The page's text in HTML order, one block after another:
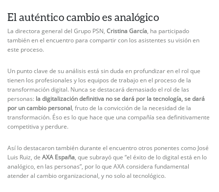
El auténtico cambio es analógico
La directora general del Grupo PSN, Cristina García, ha participado
también en el encuentro para compartir con los asistentes su visión en
este proceso.
Un punto clave de su análisis está sin duda en profundizar en el rol que
tienen los profesionales y los equipos de trabajo en el proceso de la
transformación digital. Nunca se destacará demasiado el rol de las
personas: la digitalización definitiva no se dará por la tecnología, se dará
por un cambio personal, fruto de la convicción de la necesidad de la
transformación. Éso es lo que hace que una compañía sea definitivamente
competitiva y perdure.
Así lo destacaron también durante el encuentro otros ponentes como José
Luis Ruiz, de AXA España, que subrayó que “el éxito de lo digital está en lo
analógico, en las personas”, por lo que AXA considera fundamental
atender al cambio organizacional, y no solo al tecnológico.